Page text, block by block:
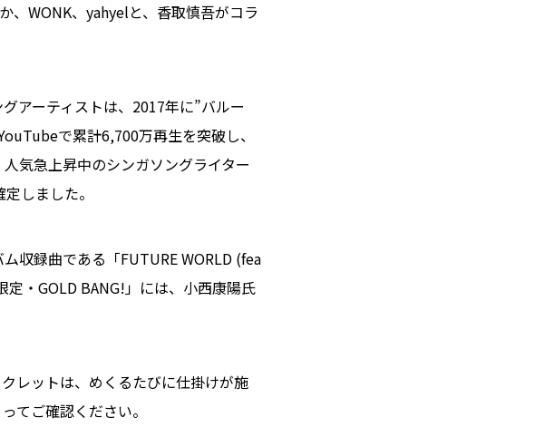
WONK、yahyelと、香取慎吾がコラ
アーティストは、2017年に”バルー
で累計6,700万再生を突破し、
気急上昇中のシンガソングライター
しました。
収録曲である「FUTURE WORLD (fea
・GOLD BANG!」には、小西康陽氏
レットは、めくるたびに仕掛けが施
てご確認ください。